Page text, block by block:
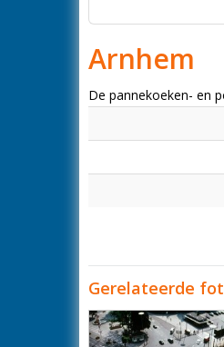
Arnhem
De pannekoeken- en
Gerelateerde